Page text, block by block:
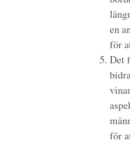
en
för
Det
för